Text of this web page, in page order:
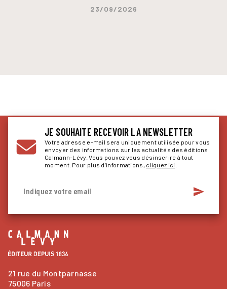
23/09/2026
JE SOUHAITE RECEVOIR LA NEWSLETTER
Votre adresse e-mail sera uniquement utilisée pour vous
envoyer des informations sur les actualités des éditions
Calmann-Lévy. Vous pouvez vous désinscrire à tout
moment. Pour plus d’informations, cliquez ici
Indiquez votre email send
21 rue du Montparnasse
75006 Paris